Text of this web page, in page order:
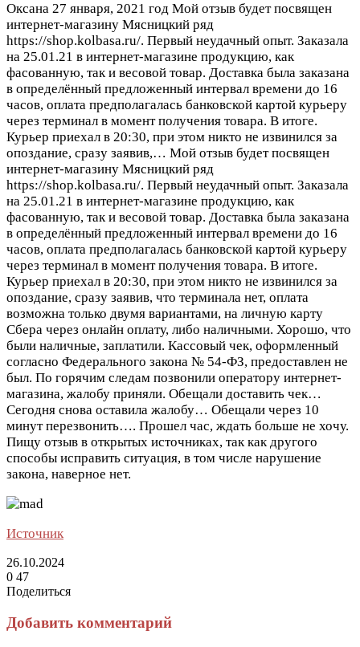
Оксана 27 января, 2021 год Мой отзыв будет посвящен
интернет-магазину Мясницкий ряд
https://shop.kolbasa.ru/. Первый неудачный опыт. Заказала
на 25.01.21 в интернет-магазине продукцию, как
фасованную, так и весовой товар. Доставка была заказана
в определённый предложенный интервал времени до 16
часов, оплата предполагалась банковской картой курьеру
через терминал в момент получения товара. В итоге.
Курьер приехал в 20:30, при этом никто не извинился за
опоздание, сразу заявив,… Мой отзыв будет посвящен
интернет-магазину Мясницкий ряд
https://shop.kolbasa.ru/. Первый неудачный опыт. Заказала
на 25.01.21 в интернет-магазине продукцию, как
фасованную, так и весовой товар. Доставка была заказана
в определённый предложенный интервал времени до 16
часов, оплата предполагалась банковской картой курьеру
через терминал в момент получения товара. В итоге.
Курьер приехал в 20:30, при этом никто не извинился за
опоздание, сразу заявив, что терминала нет, оплата
возможна только двумя вариантами, на личную карту
Сбера через онлайн оплату, либо наличными. Хорошо, что
были наличные, заплатили. Кассовый чек, оформленный
согласно Федерального закона № 54-ФЗ, предоставлен не
был. По горячим следам позвонили оператору интернет-
магазина, жалобу приняли. Обещали доставить чек…
Сегодня снова оставила жалобу… Обещали через 10
минут перезвонить…. Прошел час, ждать больше не хочу.
Пищу отзыв в открытых источниках, так как другого
способы исправить ситуация, в том числе нарушение
закона, наверное нет.
Источник
26.10.2024
0 47
Поделиться
через
электронную
Добавить комментарий